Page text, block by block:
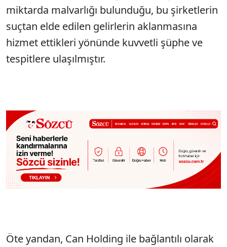
miktarda malvarlığı bulunduğu, bu şirketlerin
suçtan elde edilen gelirlerin aklanmasına
hizmet ettikleri yönünde kuvvetli şüphe ve
tespitlere ulaşılmıştır.
Öte yandan, Can Holding ile bağlantılı olarak